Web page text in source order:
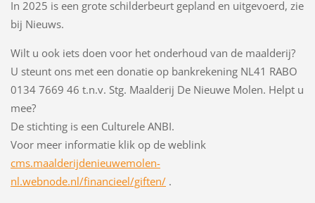
In 2025 is een grote schilderbeurt gepland en uitgevoerd, zie
bij Nieuws.
Wilt u ook iets doen voor het onderhoud van de maalderij?
U steunt ons met een donatie op bankrekening NL41 RABO
0134 7669 46 t.n.v. Stg. Maalderij De Nieuwe Molen. Helpt u
mee?
De stichting is een Culturele ANBI.
Voor meer informatie klik op de weblink
cms.maalderijdenieuwemolen-
nl.webnode.nl/financieel/giften/.